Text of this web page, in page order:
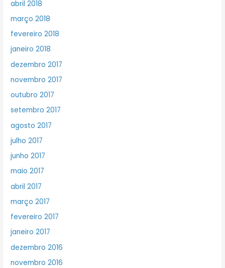
abril 2018
março 2018
fevereiro 2018
janeiro 2018
dezembro 2017
novembro 2017
outubro 2017
setembro 2017
agosto 2017
julho 2017
junho 2017
maio 2017
abril 2017
março 2017
fevereiro 2017
janeiro 2017
dezembro 2016
novembro 2016